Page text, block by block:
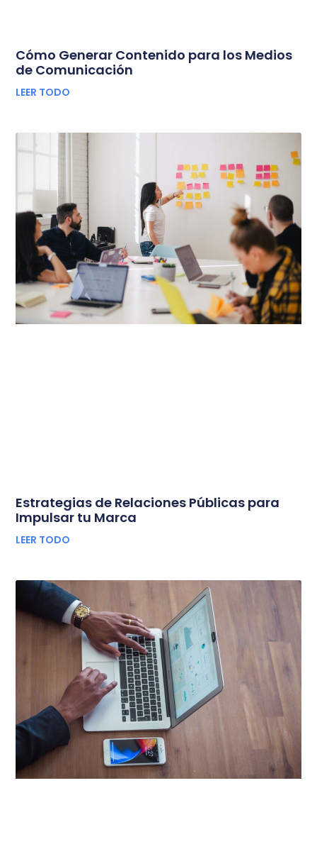
Cómo Generar Contenido para los Medios
de Comunicación
LEER TODO
Estrategias de Relaciones Públicas para
Impulsar tu Marca
LEER TODO